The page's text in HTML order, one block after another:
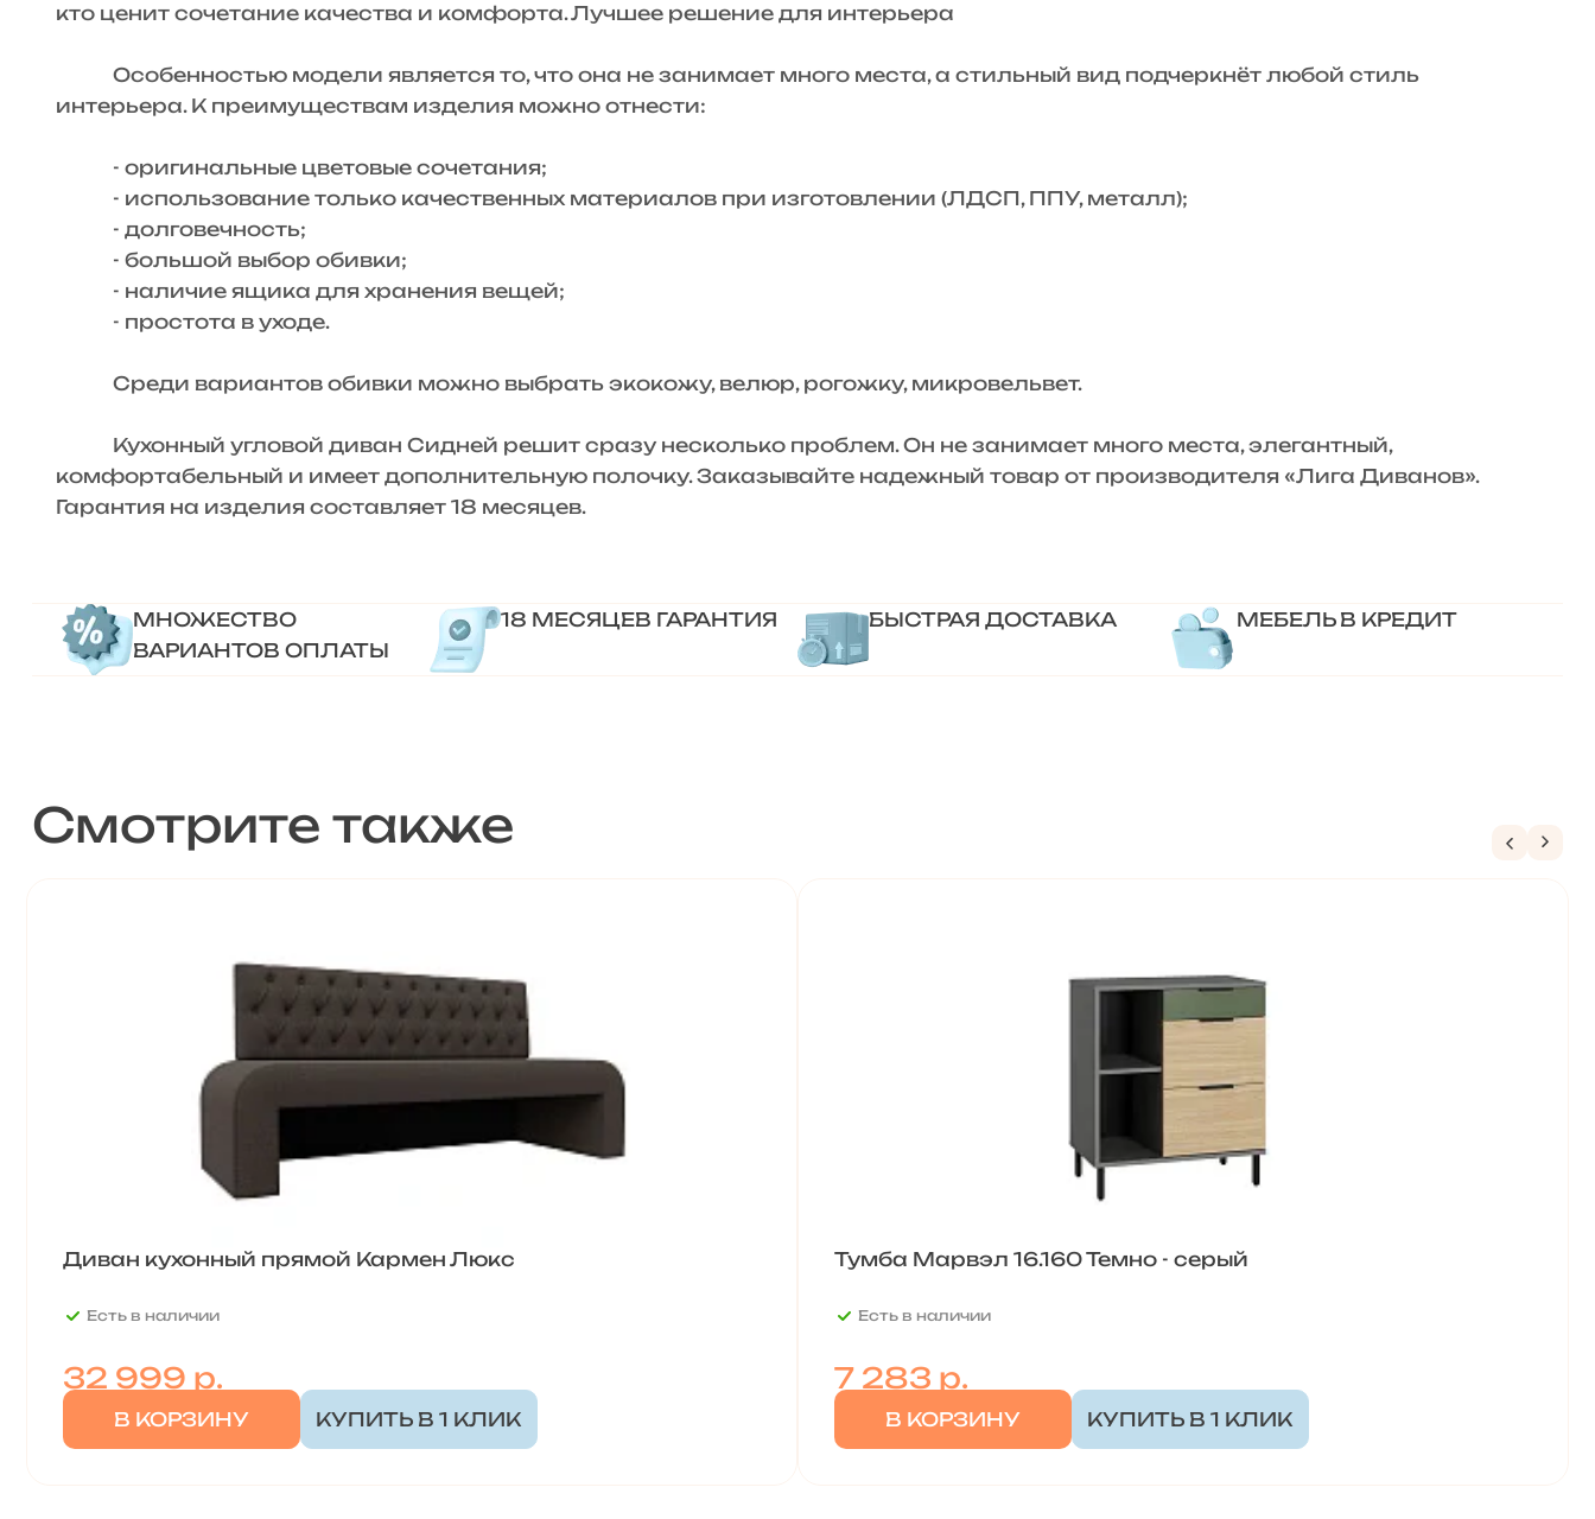
кто ценит сочетание качества и комфорта. Лучшее решение для интерьера
Особенностью модели является то, что она не занимает много места, а стильный вид подчеркнёт любой стиль
интерьера. К преимуществам изделия можно отнести:
- оригинальные цветовые сочетания;
- использование только качественных материалов при изготовлении (ЛДСП, ППУ, металл);
- долговечность;
- большой выбор обивки;
- наличие ящика для хранения вещей;
- простота в уходе.
Среди вариантов обивки можно выбрать экокожу, велюр, рогожку, микровельвет.
Кухонный угловой диван Сидней решит сразу несколько проблем. Он не занимает много места, элегантный,
комфортабельный и имеет дополнительную полочку. Заказывайте надежный товар от производителя «Лига Диванов».
Гарантия на изделия составляет 18 месяцев.
МНОЖЕСТВО
ВАРИАНТОВ ОПЛАТЫ
18 МЕСЯЦЕВ ГАРАНТИЯ БЫСТРАЯ ДОСТАВКА МЕБЕЛЬ В КРЕДИТ
Смотрите также
Диван кухонный прямой Кармен Люкс
Есть в наличии
32 999 р.
В КОРЗИНУ КУПИТЬ В 1 КЛИК
Тумба Марвэл 16.160 Темно - серый
Есть в наличии
7 283 р.
В КОРЗИНУ КУПИТЬ В 1 КЛИК